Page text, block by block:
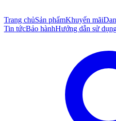
Trang chủSản phẩmKhuyến mãi
Tin tứcBảo hànhHướng dẫn sử